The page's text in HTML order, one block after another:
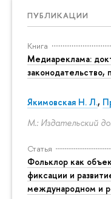
ПУБЛИКАЦИИ
Книга
Медиареклама:
законодательство,
Якимовская Н. Л.,
М.: Издательский
Статья
Фольклор как
фиксации и
международном и